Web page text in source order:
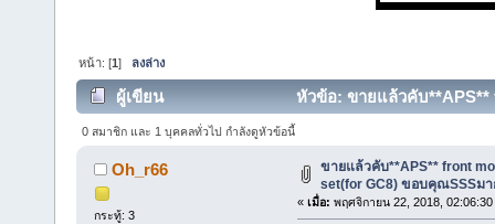
หน้า: [1] ลงล่าง
ผู้เขียน
หัวข้อ: ขายแล้วคับ
(อ่าน 5948 ครั้ง)
0 สมาชิก และ 1 บุคคลทั่วไป กำลังดูหัวข้อนี้
Oh_r66
กระทู้: 3
ขายแล้วคับ**APS** front
set(for GC8) ขอบคุณSSSม
« เมื่อ: พฤศจิกายน 22, 2018, 02:06:30